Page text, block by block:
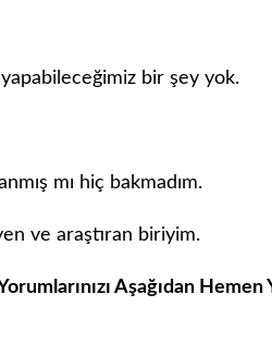
bir şey yok.
mı hiç bakmadım.
ve araştıran biriyim.
Aşağıdan Hemen